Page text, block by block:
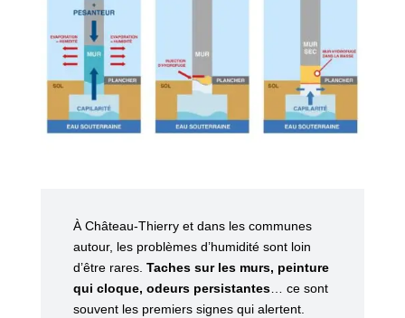
À Château-Thierry et dans les communes
autour, les problèmes d’humidité sont loin
d’être rares. Taches sur les murs, peinture
qui cloque, odeurs persistantes… ce sont
souvent les premiers signes qui alertent.